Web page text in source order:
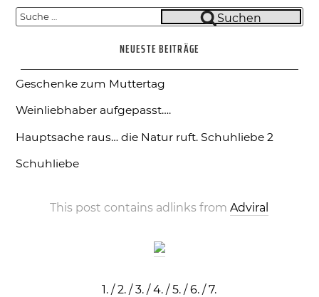
Suche
Suchen
NEUESTE BEITRÄGE
Geschenke zum Muttertag
Weinliebhaber aufgepasst….
Hauptsache raus… die Natur ruft. Schuhliebe 2
Schuhliebe
This post contains adlinks fromAdviral
1. /2. /3. /4. /5. /6. /7.